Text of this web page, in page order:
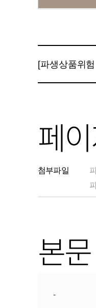
[파생상품위
페
첨부파일
본문
-